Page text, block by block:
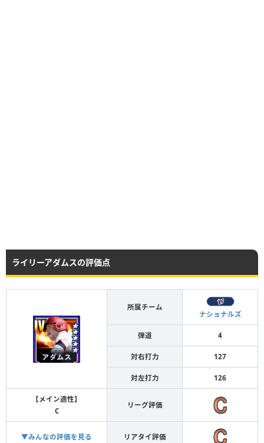
ライリーアダムスの評価点
所属チーム
ナショナルズ
弾道 4
対右打力 127
対左打力 126
【メイン適性】
C
リーグ評価
▼みんなの評価を見る リアタイ評価